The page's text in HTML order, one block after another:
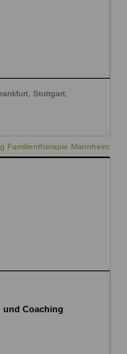
Stuttgart,
Familientherapie Mannheim
und Coaching